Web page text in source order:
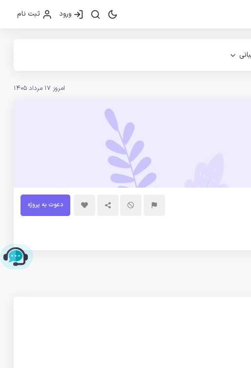
ورود ثبت نام
امروز 17 مرداد 1405
دعوت به پروژه
چت با پشتیبانی پارس‌کدرز